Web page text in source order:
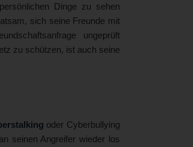
Dinge zu sehen
sich seine Freunde mit
ungeprüft
zu schützen, ist auch seine
oder Cyberbullying
seinen Angreifer wieder los